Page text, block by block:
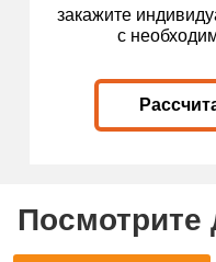
Посмотрите
закажите
с